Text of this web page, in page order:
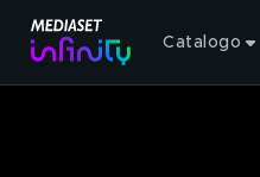
Catalogo